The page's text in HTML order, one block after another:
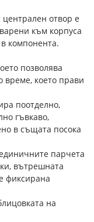
отвор е
към корпуса
компонента.
позволява
време, което прави
поотделно,
гъвкаво,
в същата посока
парчета
вътрешната
фиксирана
на